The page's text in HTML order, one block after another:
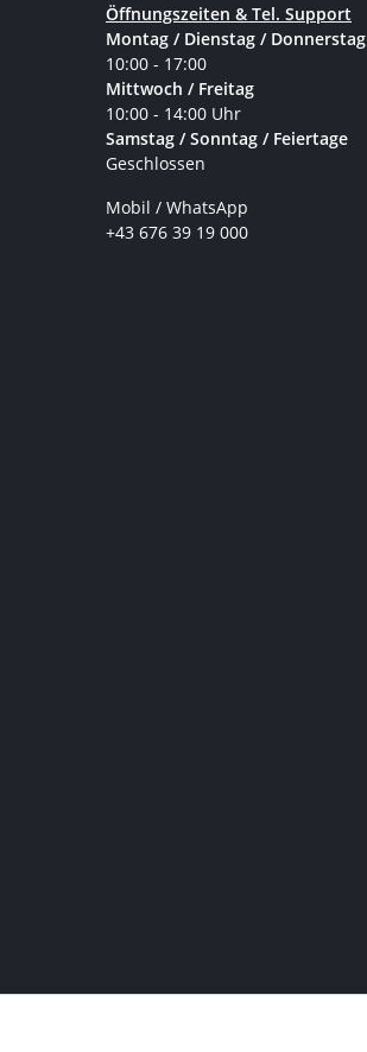
Öffnungszeiten & Tel. Support
Montag / Dienstag / Donnerstag
10:00 - 17:00
Mittwoch / Freitag
10:00 - 14:00 Uhr
Samstag / Sonntag / Feiertage
Geschlossen
Mobil / WhatsApp
+43 676 39 19 000